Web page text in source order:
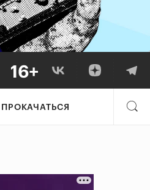
ПРОКАЧАТЬСЯ